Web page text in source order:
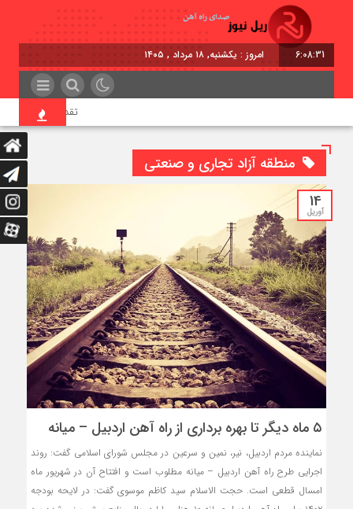
6:08:32 امروز : یکشنبه, ۱۸ مرداد , ۱۴۰۵
تقدیر معاون اول
منطقه آزاد تجاری و صنعتی
14
آوریل
۵ ماه دیگر تا بهره برداری از راه آهن اردبیل – میانه
نماینده مردم اردبیل، نیر، نمین و سرعین در مجلس شورای اسلامی گفت: روند
اجرایی طرح راه آهن اردبیل – میانه مطلوب است و افتتاح آن در شهریور ماه
امسال قطعی است. حجت الاسلام سید کاظم موسوی گفت: در لایحه بودجه